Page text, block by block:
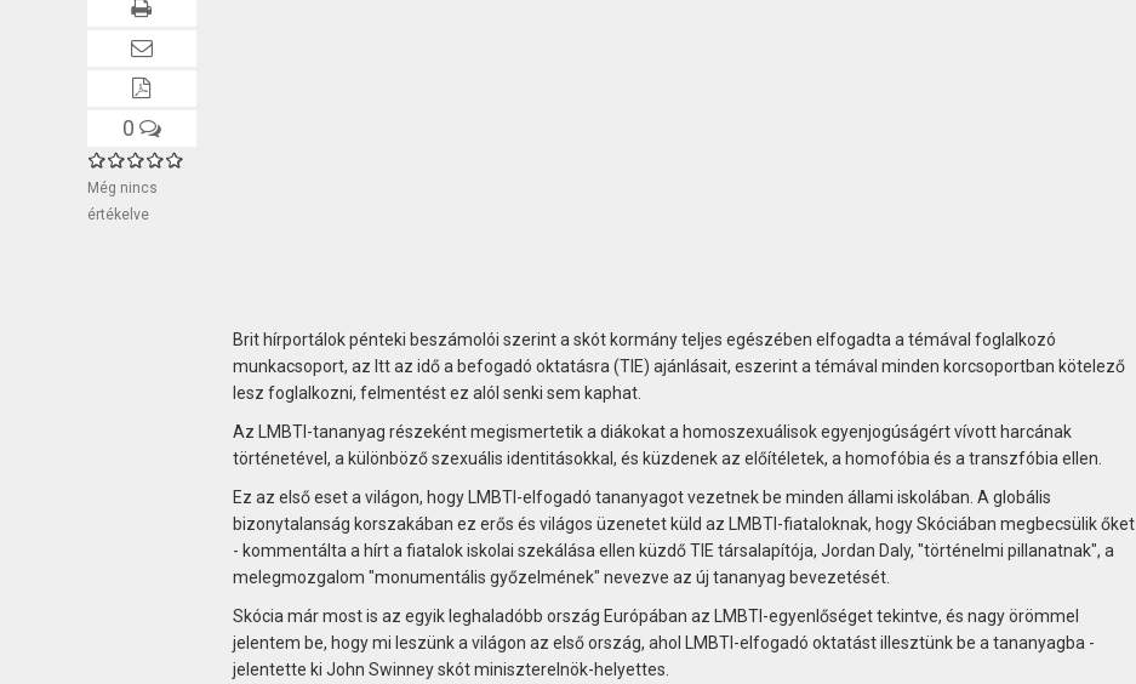
0
Még nincs
értékelve
Brit hírportálok pénteki beszámolói szerint a skót kormány teljes egészében elfogadta a témával foglalkozó
munkacsoport, az Itt az idő a befogadó oktatásra (TIE) ajánlásait, eszerint a témával minden korcsoportban kötelező
lesz foglalkozni, felmentést ez alól senki sem kaphat.
Az LMBTI-tananyag részeként megismertetik a diákokat a homoszexuálisok egyenjogúságért vívott harcának
történetével, a különböző szexuális identitásokkal, és küzdenek az előítéletek, a homofóbia és a transzfóbia ellen.
Ez az első eset a világon, hogy LMBTI-elfogadó tananyagot vezetnek be minden állami iskolában. A globális
bizonytalanság korszakában ez erős és világos üzenetet küld az LMBTI-fiataloknak, hogy Skóciában megbecsülik őket
- kommentálta a hírt a fiatalok iskolai szekálása ellen küzdő TIE társalapítója, Jordan Daly, "történelmi pillanatnak", a
melegmozgalom "monumentális győzelmének" nevezve az új tananyag bevezetését.
Skócia már most is az egyik leghaladóbb ország Európában az LMBTI-egyenlőséget tekintve, és nagy örömmel
jelentem be, hogy mi leszünk a világon az első ország, ahol LMBTI-elfogadó oktatást illesztünk be a tananyagba -
jelentette ki John Swinney skót miniszterelnök-helyettes.